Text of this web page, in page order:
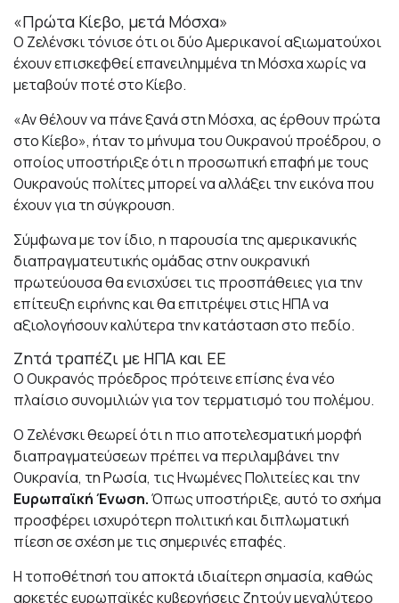
«Πρώτα Κίεβο, μετά Μόσχα»
Ο Ζελένσκι τόνισε ότι οι δύο Αμερικανοί αξιωματούχοι
έχουν επισκεφθεί επανειλημμένα τη Μόσχα χωρίς να
μεταβούν ποτέ στο Κίεβο.
«Αν θέλουν να πάνε ξανά στη Μόσχα, ας έρθουν πρώτα
στο Κίεβο», ήταν το μήνυμα του Ουκρανού προέδρου, ο
οποίος υποστήριξε ότι η προσωπική επαφή με τους
Ουκρανούς πολίτες μπορεί να αλλάξει την εικόνα που
έχουν για τη σύγκρουση.
Σύμφωνα με τον ίδιο, η παρουσία της αμερικανικής
διαπραγματευτικής ομάδας στην ουκρανική
πρωτεύουσα θα ενισχύσει τις προσπάθειες για την
επίτευξη ειρήνης και θα επιτρέψει στις ΗΠΑ να
αξιολογήσουν καλύτερα την κατάσταση στο πεδίο.
Ζητά τραπέζι με ΗΠΑ και ΕΕ
Ο Ουκρανός πρόεδρος πρότεινε επίσης ένα νέο
πλαίσιο συνομιλιών για τον τερματισμό του πολέμου.
Ο Ζελένσκι θεωρεί ότι η πιο αποτελεσματική μορφή
διαπραγματεύσεων πρέπει να περιλαμβάνει την
Ουκρανία, τη Ρωσία, τις Ηνωμένες Πολιτείες και την
Ευρωπαϊκή Ένωση.Όπως υποστήριξε, αυτό το σχήμα
προσφέρει ισχυρότερη πολιτική και διπλωματική
πίεση σε σχέση με τις σημερινές επαφές.
Η τοποθέτησή του αποκτά ιδιαίτερη σημασία, καθώς
αρκετές ευρωπαϊκές κυβερνήσεις ζητούν μεγαλύτερο